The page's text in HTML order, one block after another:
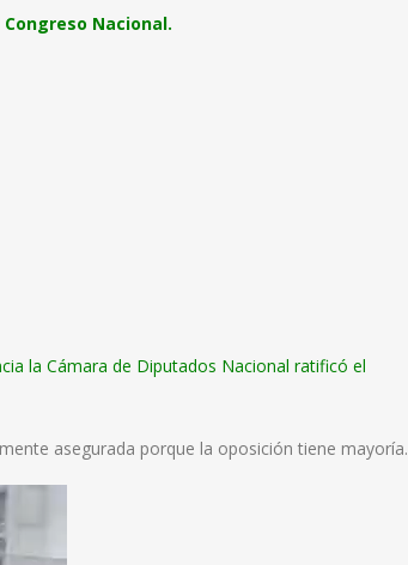
Nacional.
la Cámara de Diputados Nacional ratificó el
asegurada porque la oposición tiene mayoría.